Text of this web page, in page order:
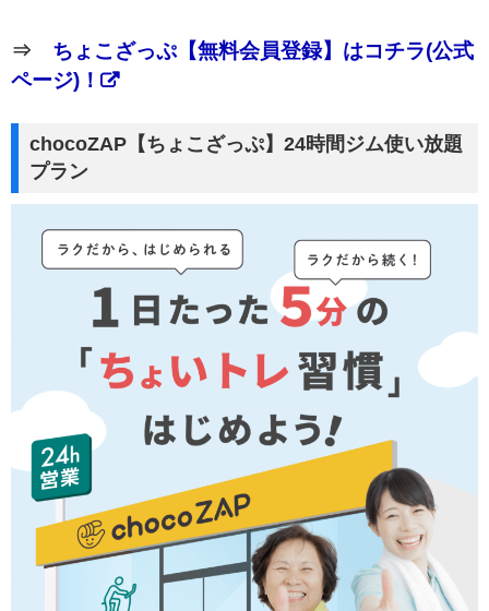
⇒ ちょこざっぷ【無料会員登録】はコチラ(公式
ページ)！
chocoZAP【ちょこざっぷ】24時間ジム使い放題
プラン